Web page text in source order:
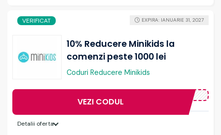
VERIFICAT
10% Reducere Minikids la
comenzi peste 1000 lei
Coduri Reducere Minikids
EXPIRA: IANUARIE 31, 2027
VEZI CODUL
Detalii oferta